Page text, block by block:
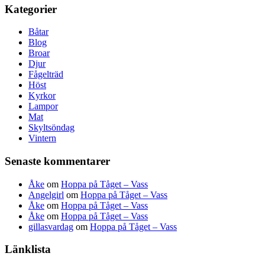
Kategorier
Båtar
Blog
Broar
Djur
Fågelträd
Höst
Kyrkor
Lampor
Mat
Skyltsöndag
Vintern
Senaste kommentarer
Åke om Hoppa på Tåget – Vass
Angelgirl om Hoppa på Tåget – Vass
Åke om Hoppa på Tåget – Vass
Åke om Hoppa på Tåget – Vass
gillasvardag om Hoppa på Tåget – Vass
Länklista